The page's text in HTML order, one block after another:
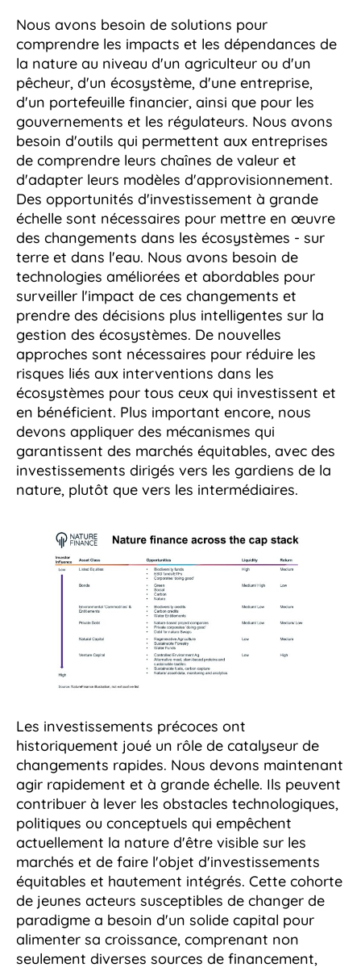
Nous avons besoin de solutions pour
comprendre les impacts et les dépendances de
la nature au niveau d'un agriculteur ou d'un
pêcheur, d'un écosystème, d'une entreprise,
d'un portefeuille financier, ainsi que pour les
gouvernements et les régulateurs. Nous avons
besoin d'outils qui permettent aux entreprises
de comprendre leurs chaînes de valeur et
d'adapter leurs modèles d'approvisionnement.
Des opportunités d'investissement à grande
échelle sont nécessaires pour mettre en œuvre
des changements dans les écosystèmes - sur
terre et dans l'eau. Nous avons besoin de
technologies améliorées et abordables pour
surveiller l'impact de ces changements et
prendre des décisions plus intelligentes sur la
gestion des écosystèmes. De nouvelles
approches sont nécessaires pour réduire les
risques liés aux interventions dans les
écosystèmes pour tous ceux qui investissent et
en bénéficient. Plus important encore, nous
devons appliquer des mécanismes qui
garantissent des marchés équitables, avec des
investissements dirigés vers les gardiens de la
nature, plutôt que vers les intermédiaires.
Les investissements précoces ont
historiquement joué un rôle de catalyseur de
changements rapides. Nous devons maintenant
agir rapidement et à grande échelle. Ils peuvent
contribuer à lever les obstacles technologiques,
politiques ou conceptuels qui empêchent
actuellement la nature d'être visible sur les
marchés et de faire l'objet d'investissements
équitables et hautement intégrés. Cette cohorte
de jeunes acteurs susceptibles de changer de
paradigme a besoin d'un solide capital pour
alimenter sa croissance, comprenant non
seulement diverses sources de financement,